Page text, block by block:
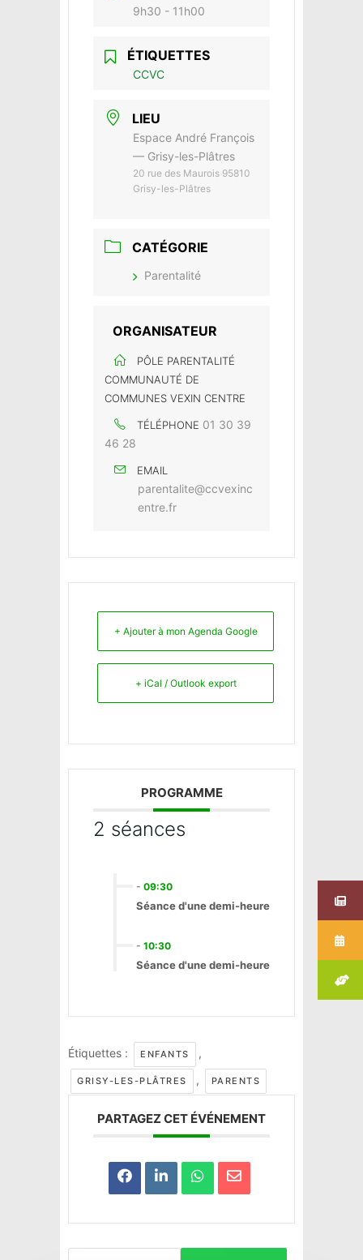
Haravilliers
9h30 - 11h00
ÉTIQUETTES
CCVC
LIEU
Espace André François
— Grisy-les-Plâtres
20 rue des Maurois 95810
Grisy-les-Plâtres
CATÉGORIE
Parentalité
ORGANISATEUR
PÔLE PARENTALITÉ
COMMUNAUTÉ DE
COMMUNES VEXIN CENTRE
TÉLÉPHONE 01 30 39
46 28
EMAIL
parentalite@ccvexinc
entre.fr
+ Ajouter à mon Agenda Google
+ iCal / Outlook export
PROGRAMME
2 séances
- 09:30
Séance d'une demi-heure
- 10:30
Séance d'une demi-heure
Étiquettes : ENFANTS ,
GRISY-LES-PLÂTRES , PARENTS
PARTAGEZ CET ÉVÉNEMENT